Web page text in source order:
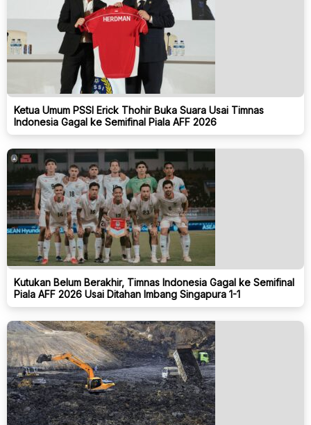
Ketua Umum PSSI Erick Thohir Buka Suara Usai Timnas
Indonesia Gagal ke Semifinal Piala AFF 2026
Kutukan Belum Berakhir, Timnas Indonesia Gagal ke Semifinal
Piala AFF 2026 Usai Ditahan Imbang Singapura 1-1